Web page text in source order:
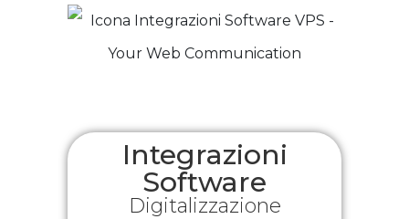
Integrazioni
Software
Digitalizzazione